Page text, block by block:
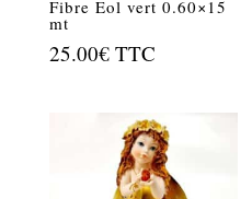
Fibre Eol vert 0.60×15
mt
25.00€ TTC